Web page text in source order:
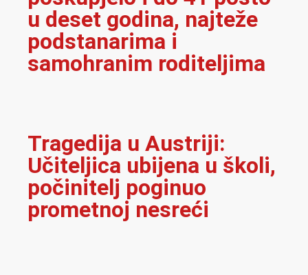
u deset godina, najteže
podstanarima i
samohranim roditeljima
Tragedija u Austriji:
Učiteljica ubijena u školi,
počinitelj poginuo
prometnoj nesreći